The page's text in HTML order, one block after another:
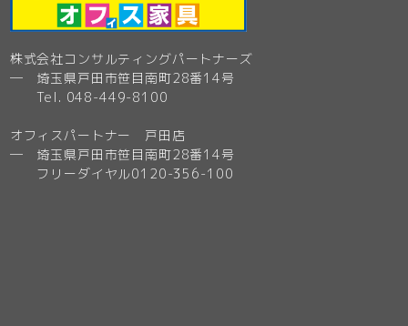
株式会社コンサルティングパートナーズ
─ 埼玉県戸田市笹目南町28番14号
Tel. 048-449-8100
オフィスパートナー 戸田店
─ 埼玉県戸田市笹目南町28番14号
フリーダイヤル0120-356-100